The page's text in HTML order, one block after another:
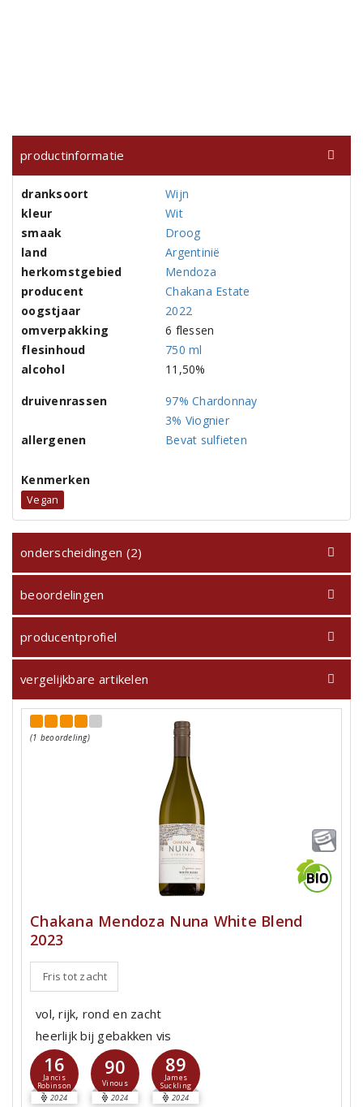
productinformatie
dranksoort
Wijn
kleur
Wit
smaak
Droog
land
Argentinië
herkomstgebied
Mendoza
producent
Chakana Estate
oogstjaar
2022
omverpakking
6 flessen
flesinhoud
750 ml
alcohol
11,50%
druivenrassen
97% Chardonnay
3% Viognier
allergenen
Bevat sulfieten
Kenmerken
Vegan
onderscheidingen (2)
beoordelingen
producentprofiel
vergelijkbare artikelen
(1 beoordeling)
Chakana Mendoza Nuna White Blend
2023
Fris tot zacht
vol, rijk, rond en zacht
heerlijk bij gebakken vis
16
Jancis
Robinson
2024
90
Vinous
2024
89
James
Suckling
2024